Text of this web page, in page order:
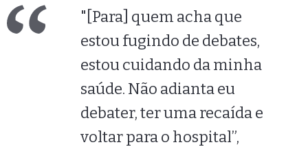
"[Para] quem acha que
estou fugindo de debates,
estou cuidando da minha
saúde. Não adianta eu
debater, ter uma recaída e
voltar para o hospital”,